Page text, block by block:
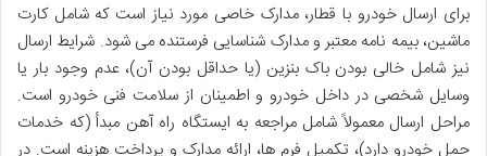
برای ارسال خودرو با قطار، مدارک خاصی مورد نیاز است که شامل کارت
ماشین، بیمه نامه معتبر و مدارک شناسایی فرستنده می شود. شرایط ارسال
نیز شامل خالی بودن باک بنزین (یا حداقل بودن آن)، عدم وجود بار یا
وسایل شخصی در داخل خودرو و اطمینان از سلامت فنی خودرو است.
مراحل ارسال معمولاً شامل مراجعه به ایستگاه راه آهن مبدأ (که خدمات
حمل خودرو دارد)، تکمیل فرم ها، ارائه مدارک و پرداخت هزینه است. در